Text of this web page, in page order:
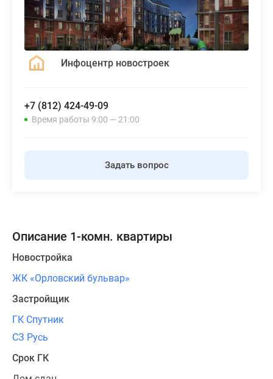
Инфоцентр новостроек
+7 (812) 424-49-09
Время работы 9:00 — 21:00
Задать вопрос
Описание 1-комн. квартиры
Новостройка
ЖК «Орловский бульвар»
Застройщик
ГК Спутник
СЗ Русь
Срок ГК